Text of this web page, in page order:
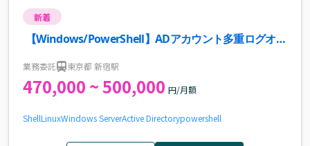
新着
【Windows/PowerShell】ADアカウント多重ログオン
業務委託 東京都 新宿駅
470,000 ~ 500,000 円/月額
ShellLinuxWindows ServerActive Directorypowershell